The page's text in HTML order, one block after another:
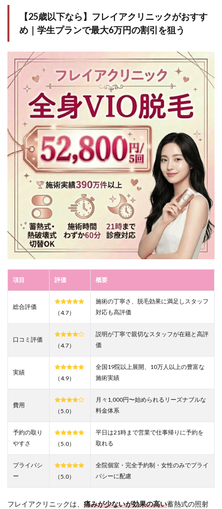
額8万
円台
に抑
3.7
7.Willbe
Clinic新
宿院｜
100%熱
破壊式
で安い
施術に
こだわ
るなら
おすす
め
3.8
8.あお
ばクリ
ニック
新宿
院・新
宿西口
院｜全
身
VIO1
回
29,600
ローン
する
3.9
ーテ
べる4
波長
全身
脱毛
を5回
価格
【25歳以下なら】フレイアクリニックがおすす
め｜ 学生プランで最大6万円の割引を狙う
項目 評価 概要
総合評価
（4.7）
施術の丁寧さ、脱毛効果に満足しスタッフ
対応も高評価
口コミ評価
（4.7）
説明が丁寧で親切なスタッフが在籍と高評
価
実績
（4.9）
全国19院以上展開、10万人以上の豊富な
施術実績
費用
（5.0）
月々1,000円〜始められるリーズナブルな
料金体系
予約の取り
やすさ
（5.0）
平日は21時まで営業で仕事帰りに予約を
取れる
プライバシ
ー
（5.0）
全院個室・完全予約制・女性のみでプライ
バシーに配慮
フレイアクリニックは、 痛みが少ないが効果の高い蓄熱式の照射